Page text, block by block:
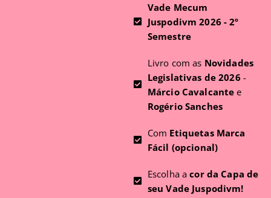
Vade Mecum
Juspodivm 2026 - 2º
Semestre
Livro com as Novidades
Legislativas de 2026 -
Márcio Cavalcante e
Rogério Sanches
Com Etiquetas Marca
Fácil (opcional)
Escolha acor da Capa de
seu Vade Juspodivm!